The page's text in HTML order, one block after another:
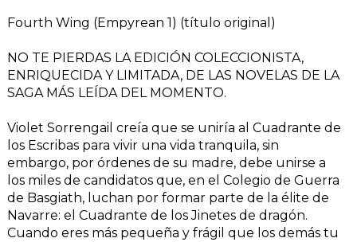
Fourth Wing (Empyrean 1) (título original)
NO TE PIERDAS LA EDICIÓN COLECCIONISTA,
ENRIQUECIDA Y LIMITADA, DE LAS NOVELAS DE LA
SAGA MÁS LEÍDA DEL MOMENTO.
Violet Sorrengail creía que se uniría al Cuadrante de
los Escribas para vivir una vida tranquila, sin
embargo, por órdenes de su madre, debe unirse a
los miles de candidatos que, en el Colegio de Guerra
de Basgiath, luchan por formar parte de la élite de
Navarre: el Cuadrante de los Jinetes de dragón.
Cuando eres más pequeña y frágil que los demás tu